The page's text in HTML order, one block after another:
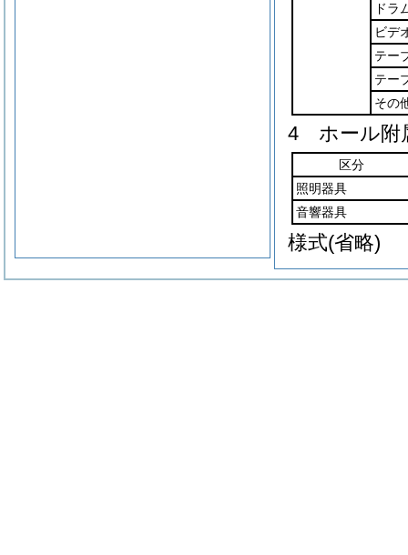
ドラ
ビデ
テー
テー
その
4 ホール附
区分
照明器具
音響器具
様式(省略)